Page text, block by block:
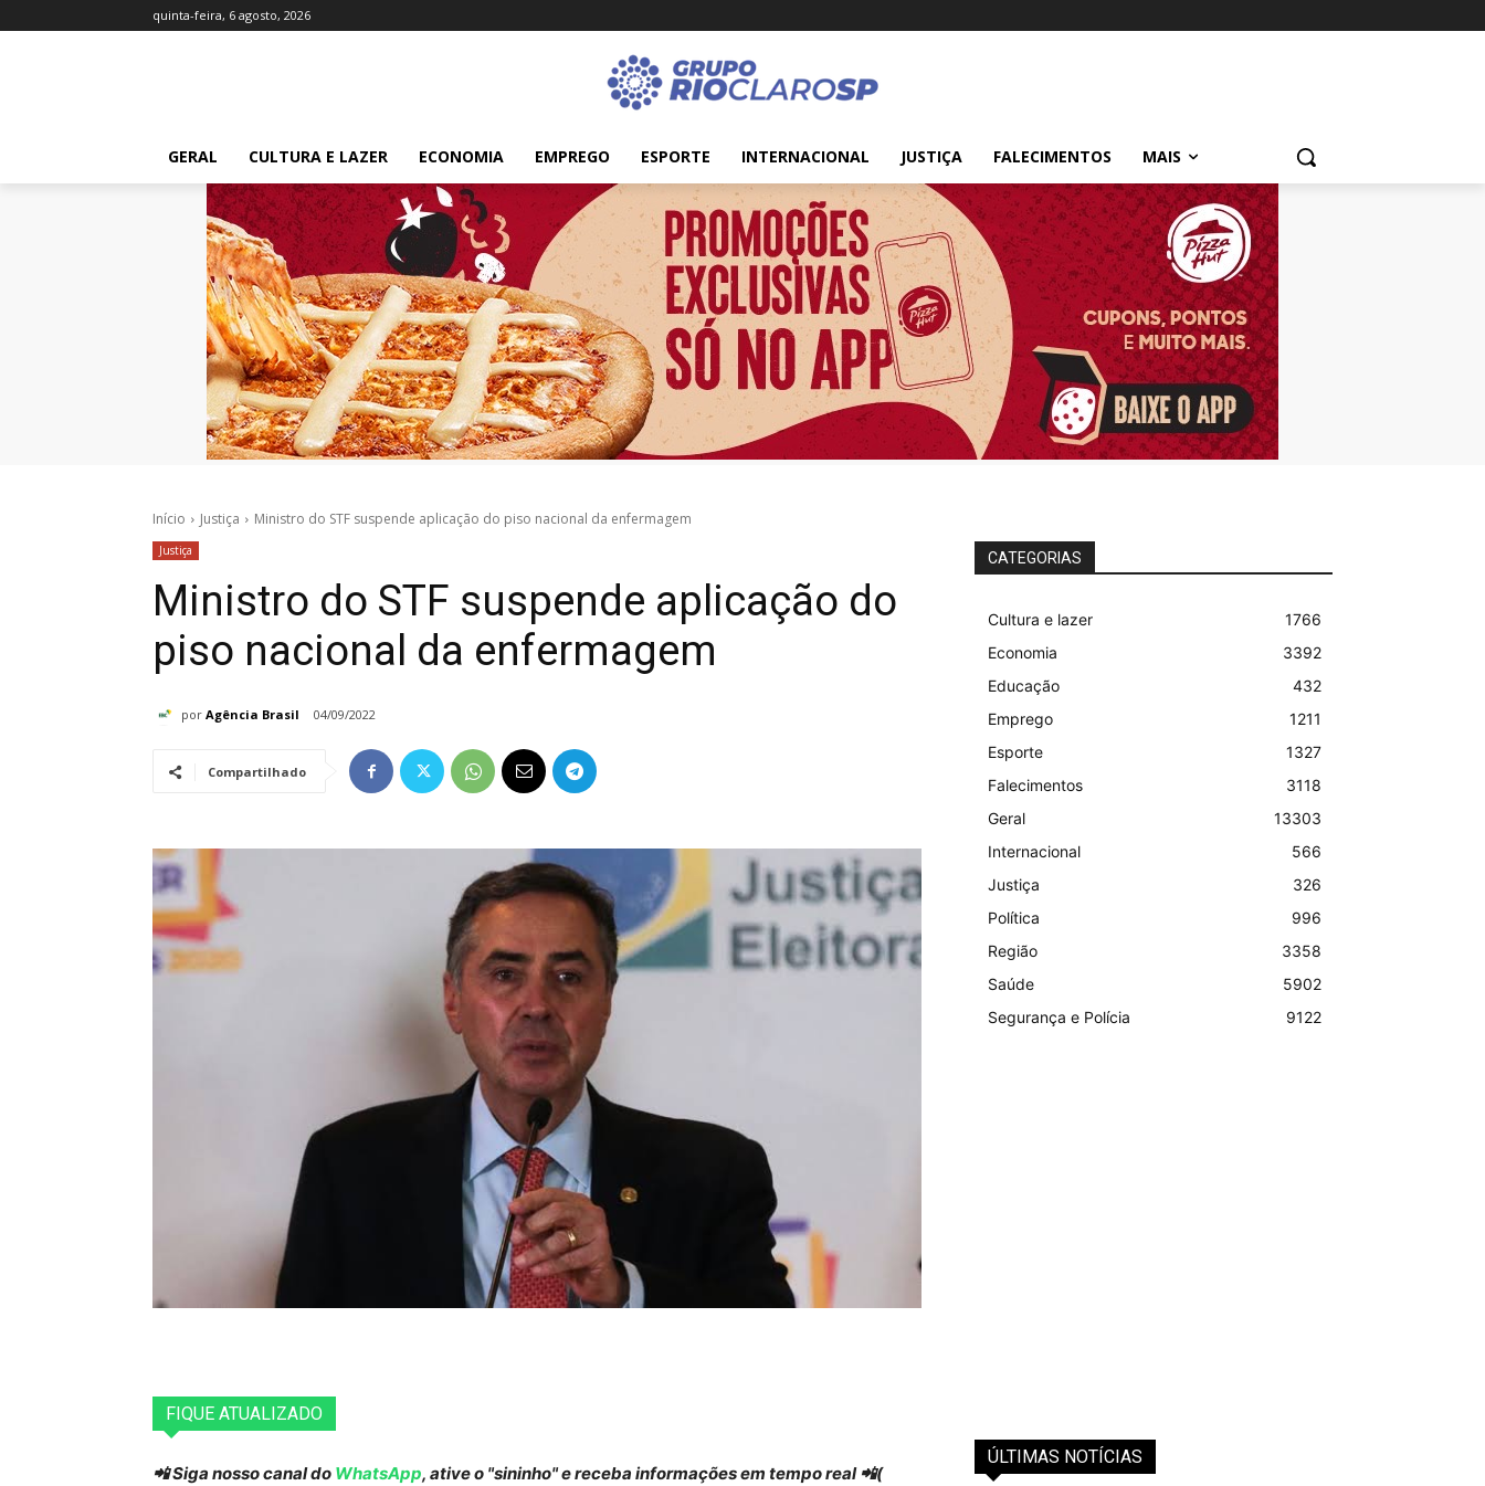
quinta-feira, 6 agosto, 2026
GERAL CULTURA E LAZER ECONOMIA EMPREGO ESPORTE INTERNACIONAL JUSTIÇA FALECIMENTOS MAIS
Início Justiça Ministro do STF suspende aplicação do piso nacional da enfermagem
Justiça
Ministro do STF suspende aplicação do
piso nacional da enfermagem
por Agência Brasil 04/09/2022
Compartilhado
FIQUE ATUALIZADO
📲 Siga nosso canal do WhatsApp, ative o "sininho" e receba informações em tempo real 📲(
CATEGORIAS
Cultura e lazer
1766
Economia
3392
Educação
432
Emprego
1211
Esporte
1327
Falecimentos
3118
Geral
13303
Internacional
566
Justiça
326
Política
996
Região
3358
Saúde
5902
Segurança e Polícia
9122
ÚLTIMAS NOTÍCIAS